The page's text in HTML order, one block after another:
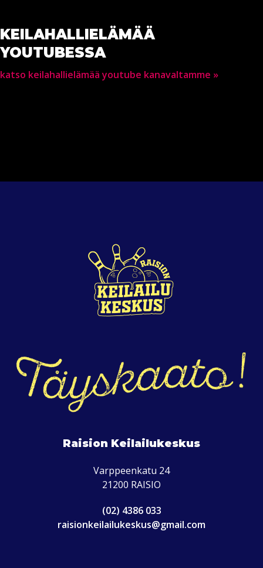
KEILAHALLIELÄMÄÄ
YOUTUBESSA
katso keilahallielämää youtube kanavaltamme »
Raision Keilailukeskus
Varppeenkatu 24
21200 RAISIO
(02) 4386 033
raisionkeilailukeskus@gmail.com